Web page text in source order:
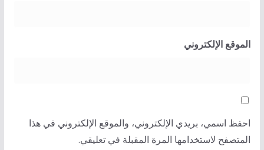
الموقع الإلكتروني
احفظ اسمي، بريدي الإلكتروني، والموقع الإلكتروني في هذا
المتصفح لاستخدامها المرة المقبلة في تعليقي.